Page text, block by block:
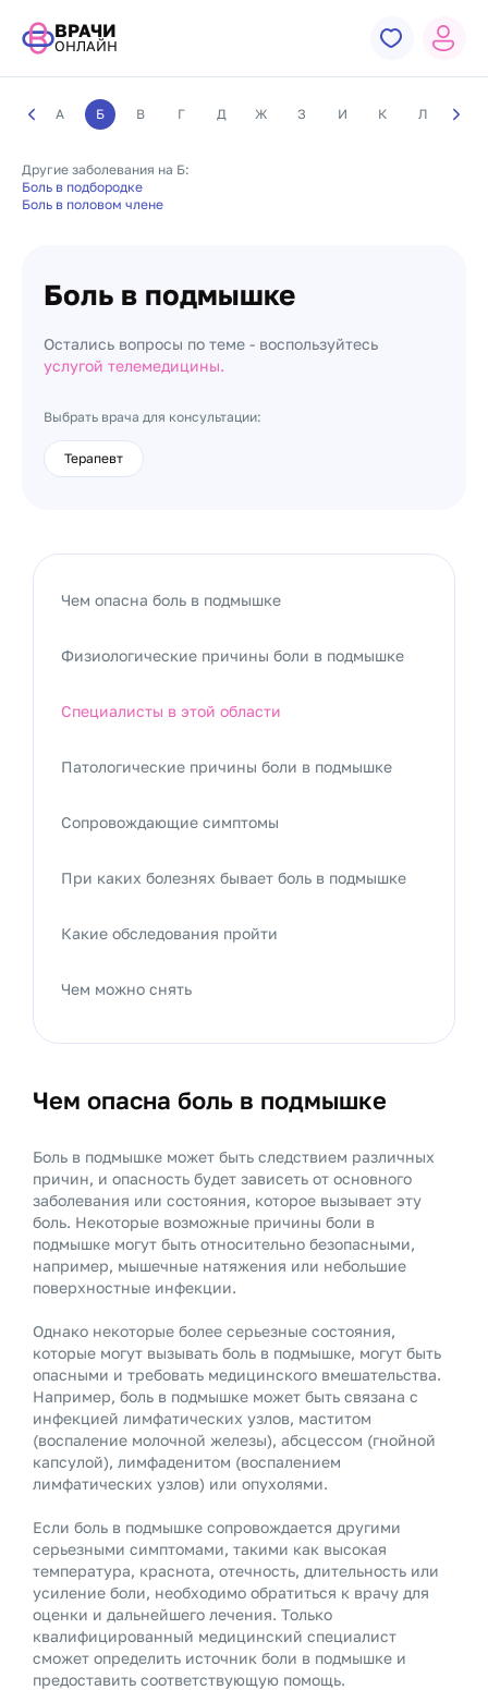
ВРАЧИ
ОНЛАЙН
А Б В Г Д Ж З И К Л М
Другие заболевания на Б:
Боль в подбородке
Боль в половом члене
Боль в подмышке
Остались вопросы по теме - воспользуйтесь
услугой телемедицины.
Выбрать врача для консультации:
Терапевт
Чем опасна боль в подмышке
Боль в подмышке может быть следствием различных
причин, и опасность будет зависеть от основного
заболевания или состояния, которое вызывает эту
боль. Некоторые возможные причины боли в
подмышке могут быть относительно безопасными,
например, мышечные натяжения или небольшие
поверхностные инфекции.
Однако некоторые более серьезные состояния,
которые могут вызывать боль в подмышке, могут быть
опасными и требовать медицинского вмешательства.
Например, боль в подмышке может быть связана с
инфекцией лимфатических узлов, маститом
(воспаление молочной железы), абсцессом (гнойной
капсулой), лимфаденитом (воспалением
лимфатических узлов) или опухолями.
Если боль в подмышке сопровождается другими
серьезными симптомами, такими как высокая
температура, краснота, отечность, длительность или
усиление боли, необходимо обратиться к врачу для
оценки и дальнейшего лечения. Только
квалифицированный медицинский специалист
сможет определить источник боли в подмышке и
предоставить соответствующую помощь.
Чем опасна боль в подмышке
Физиологические причины боли в подмышке
Специалисты в этой области
Патологические причины боли в подмышке
Сопровождающие симптомы
При каких болезнях бывает боль в подмышке
Какие обследования пройти
Чем можно снять